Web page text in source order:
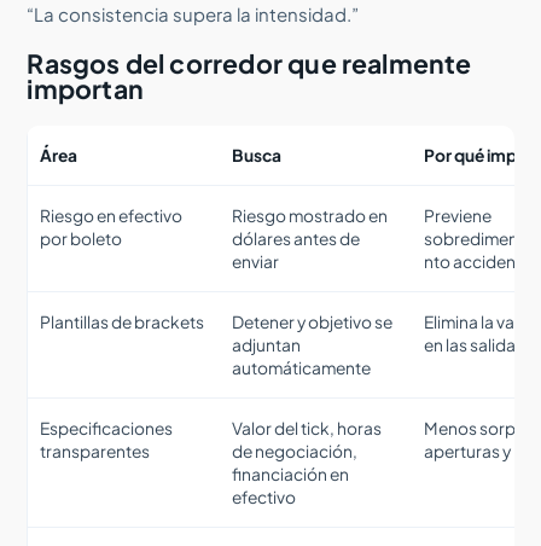
“La consistencia supera la intensidad.”
Rasgos del corredor que realmente
importan
Área Busca Por qué
Riesgo en efectivo
por boleto
Riesgo mostrado en
dólares antes de
enviar
Previene
nto accidental
Plantillas de brackets
Detener y objetivo se
adjuntan
automáticamente
Elimina la
en las salidas
Especificaciones
transparentes
Valor del tick, horas
de negociación,
financiación en
efectivo
Menos
aperturas y